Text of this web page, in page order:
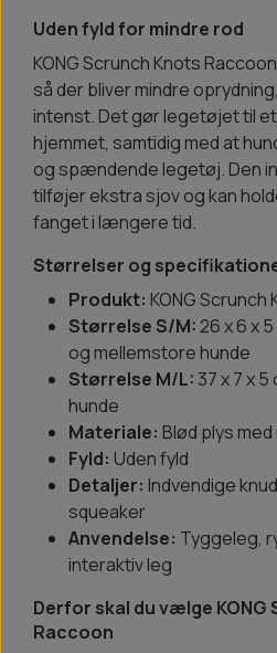
Uden fyld for mindre rod
KONG Scrunch Knots
så der bliver mindre
intenst. Det gør legetøjet til
hjemmet, samtidig med at
og spændende legetøj. Den
tilføjer ekstra sjov og kan
fanget i længere tid.
Størrelser og
Produkt: KONG
Størrelse S/M: 26 x 6 x
og mellemstore hunde
Størrelse M/L: 37 x 7 x
hunde
Materiale: Blød plys
Fyld: Uden fyld
Detaljer: Indvendige
squeaker
Anvendelse: Tyggeleg,
interaktiv leg
Derfor skal du vælge KONG
Raccoon